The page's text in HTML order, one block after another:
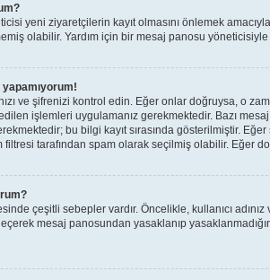
yeni ziyaretçilerin kayıt olmasını önlemek
olabilir. Yardım için bir mesaj panosu yöneticisiyle
ve şifrenizi kontrol edin. Eğer onlar doğruysa, o
işlemleri uygulamanız gerekmektedir. Bazı
bu bilgi kayıt sırasında gösterilmiştir.
filtresi tarafından spam olarak seçilmiş olabilir. Eğer
çeşitli sebepler vardır. Öncelikle, kullanıcı
mesaj panosundan yasaklanıp